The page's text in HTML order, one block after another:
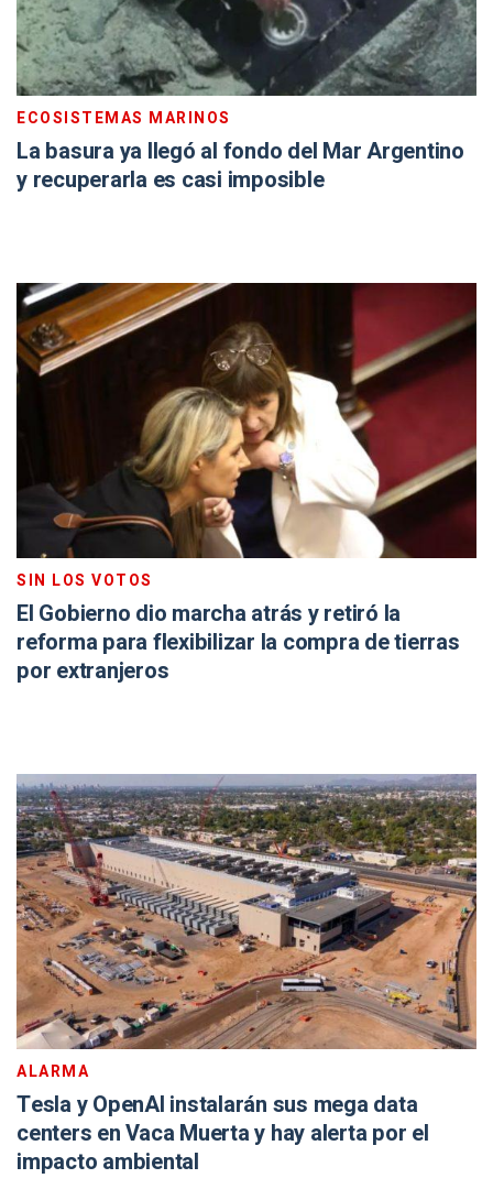
ECOSISTEMAS MARINOS
La basura ya llegó al fondo del Mar Argentino
y recuperarla es casi imposible
SIN LOS VOTOS
El Gobierno dio marcha atrás y retiró la
reforma para flexibilizar la compra de tierras
por extranjeros
ALARMA
Tesla y OpenAI instalarán sus mega data
centers en Vaca Muerta y hay alerta por el
impacto ambiental